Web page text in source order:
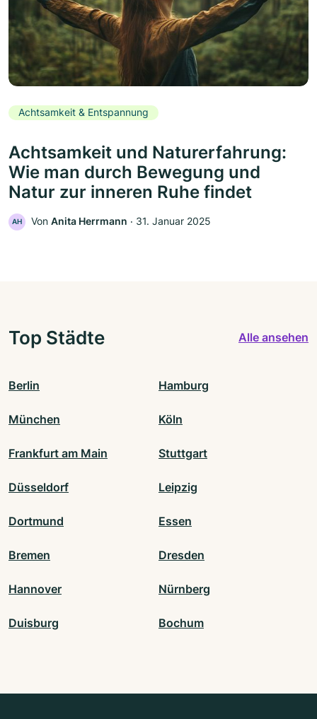
Achtsamkeit & Entspannung
Achtsamkeit und Naturerfahrung:
Wie man durch Bewegung und
Natur zur inneren Ruhe findet
AH Von Anita Herrmann ‧ 31. Januar 2025
Top Städte Alle ansehen
Berlin Hamburg
München Köln
Frankfurt am Main Stuttgart
Düsseldorf Leipzig
Dortmund Essen
Bremen Dresden
Hannover Nürnberg
Duisburg Bochum